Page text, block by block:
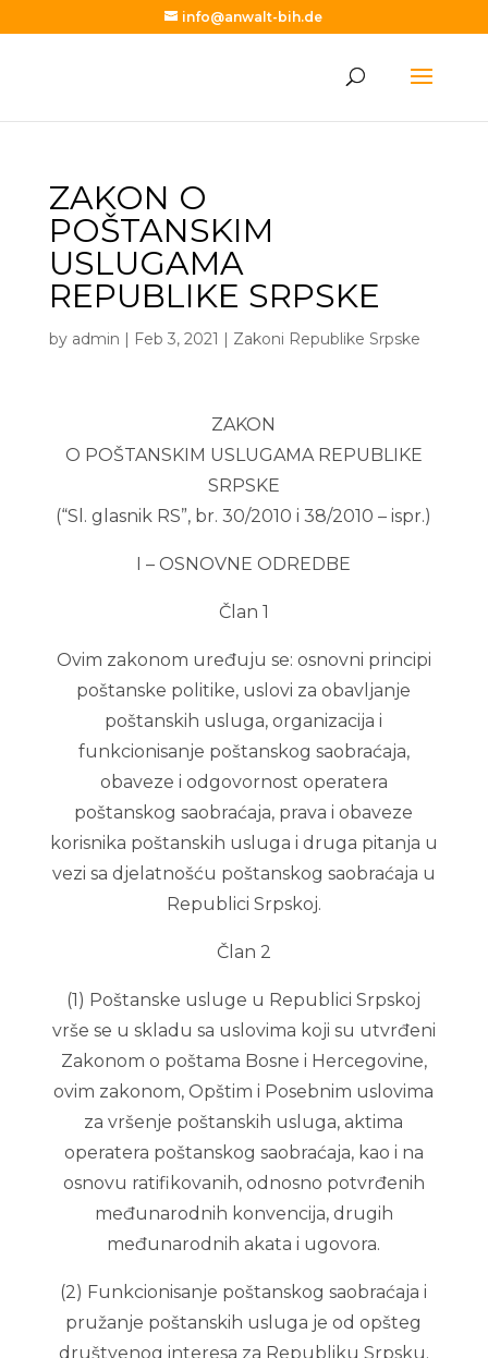
info@anwalt-bih.de
ZAKON O
POŠTANSKIM
USLUGAMA
REPUBLIKE SRPSKE
by admin | Feb 3, 2021 | Zakoni Republike Srpske
ZAKON
O POŠTANSKIM USLUGAMA REPUBLIKE
SRPSKE
(“Sl. glasnik RS”, br. 30/2010 i 38/2010 – ispr.)
I – OSNOVNE ODREDBE
Član 1
Ovim zakonom uređuju se: osnovni principi
poštanske politike, uslovi za obavljanje
poštanskih usluga, organizacija i
funkcionisanje poštanskog saobraćaja,
obaveze i odgovornost operatera
poštanskog saobraćaja, prava i obaveze
korisnika poštanskih usluga i druga pitanja u
vezi sa djelatnošću poštanskog saobraćaja u
Republici Srpskoj.
Član 2
(1) Poštanske usluge u Republici Srpskoj
vrše se u skladu sa uslovima koji su utvrđeni
Zakonom o poštama Bosne i Hercegovine,
ovim zakonom, Opštim i Posebnim uslovima
za vršenje poštanskih usluga, aktima
operatera poštanskog saobraćaja, kao i na
osnovu ratifikovanih, odnosno potvrđenih
međunarodnih konvencija, drugih
međunarodnih akata i ugovora.
(2) Funkcionisanje poštanskog saobraćaja i
pružanje poštanskih usluga je od opšteg
društvenog interesa za Republiku Srpsku.